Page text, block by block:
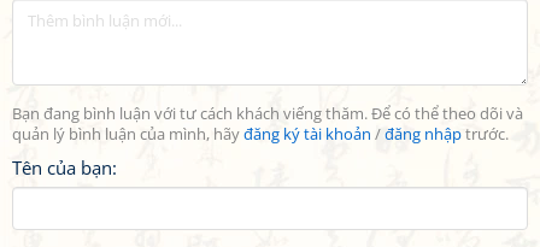
Bạn đang bình luận với tư cách khách viếng thăm. Để có thể theo dõi và
quản lý bình luận của mình, hãyđăng ký tài khoản /đăng nhậptrước.
Tên của bạn: